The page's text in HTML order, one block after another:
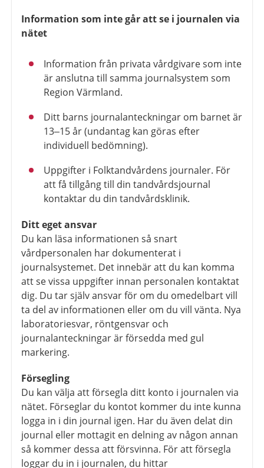
Information som inte går att se i journalen via
nätet
Information från privata vårdgivare som inte
är anslutna till samma journalsystem som
Region Värmland.
Ditt barns journalanteckningar om barnet är
13–15 år (undantag kan göras efter
individuell bedömning).
Uppgifter i Folktandvårdens journaler. För
att få tillgång till din tandvårdsjournal
kontaktar du din tandvårdsklinik.
Ditt eget ansvar
Du kan läsa informationen så snart
vårdpersonalen har dokumenterat i
journalsystemet. Det innebär att du kan komma
att se vissa uppgifter innan personalen kontaktat
dig. Du tar själv ansvar för om du omedelbart vill
ta del av informationen eller om du vill vänta. Nya
laboratoriesvar, röntgensvar och
journalanteckningar är försedda med gul
markering.
Försegling
Du kan välja att försegla ditt konto i journalen via
nätet. Förseglar du kontot kommer du inte kunna
logga in i din journal igen. Har du även delat din
journal eller mottagit en delning av någon annan
så kommer dessa att försvinna. För att försegla
loggar du in i journalen, du hittar